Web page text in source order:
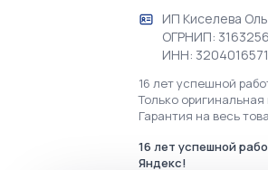
ИП Киселева
ОГРНИП:
ИНН:
16 лет успешной
Только оригинальная
Гарантия на весь
16 лет успешной
Яндекс!